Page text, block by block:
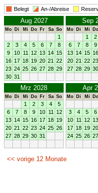
Belegt An-/Abreise
Aug 2027
Mo Di Mi Do Fr Sa So
1
2
3 4 5 6 7
8
9
10 11 12 13 14 15
16 17 18 19 20 21 22
23 24 25 26 27 28 29
30 31
Sep
Mo Di Mi Do
1 2
6
7 8 9
13 14 15 16
20 21 22 23
27 28 29 30
Mrz 2028
Mo Di Mi Do Fr Sa So
1 2 3 4
5
6
7 8 9 10 11
12
13 14 15 16 17 18 19
20 21 22 23 24 25 26
27 28 29 30 31
Apr
Mo Di Mi Do
3
4 5 6
10 11 12 13
17 18 19 20
24 25 26 27
<< vorige 12 Monate